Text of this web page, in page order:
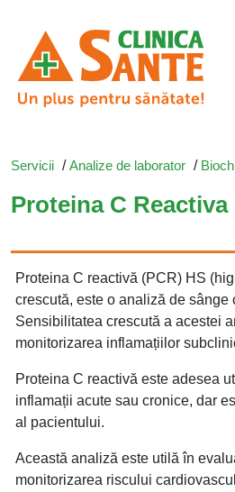
Servicii /Analize de laborator /
Proteina C
Proteina C reactivă (PCR) HS
crescută, este o analiză de
Sensibilitatea crescută a acestei
monitorizarea inflamațiilor
Proteina C reactivă este adesea
inflamații acute sau cronice, dar
al pacientului.
Această analiză este utilă în
monitorizarea riscului